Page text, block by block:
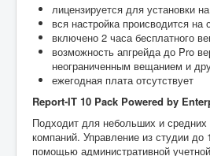
лицензируется для установки
вся настройка происводится
включено 2 часа бесплатного
возможность апгрейда до Pro
неограниченным вещанием и
ежегодная плата отсутствует
Report-IT 10 Pack Powered by
Подходит для небольших и
компаний. Управление из студии
помощью административной